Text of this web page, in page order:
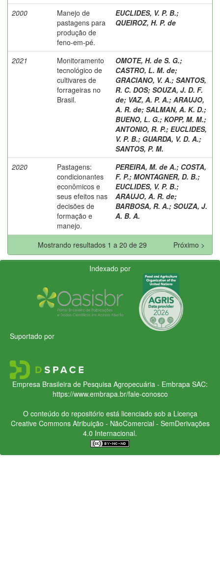
2000
Manejo de
pastagens para
produção de
feno-em-pé.
EUCLIDES, V. P. B.;
QUEIROZ, H. P. de
2021
Monitoramento
tecnológico de
cultivares de
forrageiras no
Brasil.
OMOTE, H. de S. G.;
CASTRO, L. M. de;
GRACIANO, V. A.; SANTOS,
R. C. DOS; SOUZA, J. D. F.
de; VAZ, A. P. A.; ARAUJO,
A. R. de; SALMAN, A. K. D.;
BUENO, L. G.; KOPP, M. M.;
ANTONIO, R. P.; EUCLIDES,
V. P. B.; GUARDA, V. D. A.;
SANTOS, P. M.
2020
Pastagens:
condicionantes
econômicos e
seus efeitos nas
decisões de
formação e
manejo.
PEREIRA, M. de A.; COSTA,
F. P.; MONTAGNER, D. B.;
EUCLIDES, V. P. B.;
ARAUJO, A. R. de;
BARBOSA, R. A.; SOUZA, J.
A. B. A.
Mostrando resultados 1 a 20 de 29 Próximo >
Indexado por
Suportado por
Empresa Brasileira de Pesquisa Agropecuária - Embrapa SAC:
https://www.embrapa.br/fale-conosco
O conteúdo do repositório está licenciado sob a Licença
Creative CommonsAtribuição - NãoComercial - SemDerivações
4.0 Internacional.